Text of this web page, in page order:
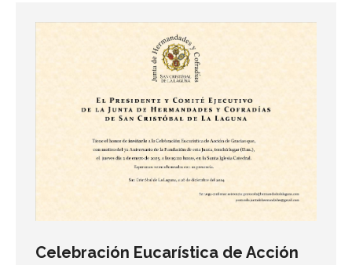
Celebración Eucarística de Acción